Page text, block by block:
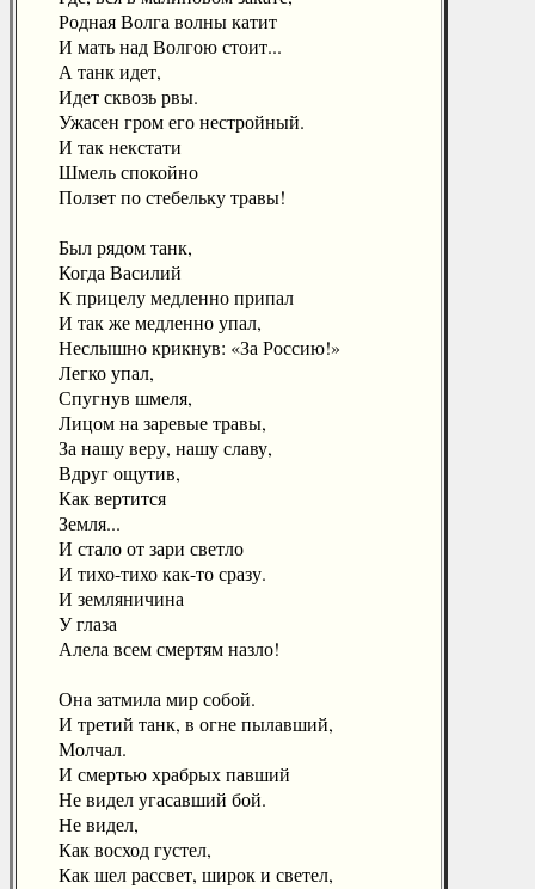
Родная Волга волны катит
И мать над Волгою стоит...
А танк идет,
Идет сквозь рвы.
Ужасен гром его нестройный.
И так некстати
Шмель спокойно
Ползет по стебельку травы!
Был рядом танк,
Когда Василий
К прицелу медленно припал
И так же медленно упал,
Неслышно крикнув: «За Россию!»
Легко упал,
Спугнув шмеля,
Лицом на заревые травы,
За нашу веру, нашу славу,
Вдруг ощутив,
Как вертится
Земля...
И стало от зари светло
И тихо-тихо как-то сразу.
И земляничина
У глаза
Алела всем смертям назло!
Она затмила мир собой.
И третий танк, в огне пылавший,
Молчал.
И смертью храбрых павший
Не видел угасавший бой.
Не видел,
Как восход густел,
Как шел рассвет, широк и светел,